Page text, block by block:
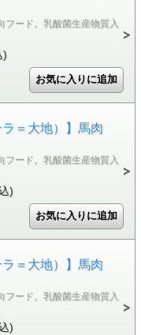
フード。乳酸菌生産物質入
)
ラ＝大地）】馬肉
フード。乳酸菌生産物質入
)
ラ＝大地）】馬肉
フード。乳酸菌生産物質入
)